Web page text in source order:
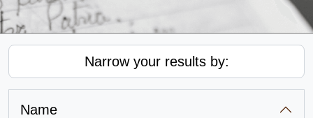
Narrow your results by:
Name